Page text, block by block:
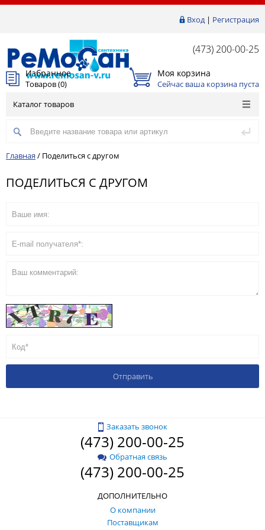
Вход| Регистрация
(473) 200-00-25
Избранное
Товаров (0)
Моя корзина
Сейчас ваша корзина пуста
Каталог товаров
Главная / Поделиться с другом
ПОДЕЛИТЬСЯ С ДРУГОМ
Заказать звонок
(473) 200-00-25
Обратная связь
(473) 200-00-25
ДОПОЛНИТЕЛЬНО
О компании
Поставщикам